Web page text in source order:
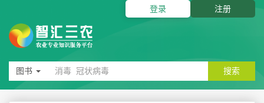
登录 注册
图书 搜索